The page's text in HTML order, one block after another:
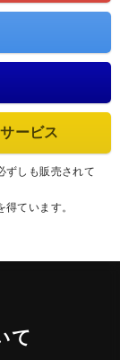
ービス
ずしも販売されて
ています。
て